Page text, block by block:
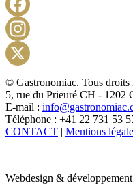
© Gastronomiac. Tous droits
5, rue du Prieuré CH - 1202
E-mail :
Téléphone : +41 22 731 53
CONTACT | Mentions
Webdesign &